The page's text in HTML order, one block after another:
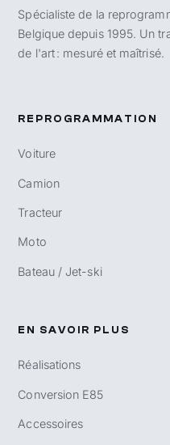
Spécialiste de la
Belgique depuis 1995. Un
de l'art : mesuré et maîtrisé.
REPROGRAMMATION
Voiture
Camion
Tracteur
Moto
Bateau / Jet-ski
EN SAVOIR PLUS
Réalisations
Conversion E85
Accessoires